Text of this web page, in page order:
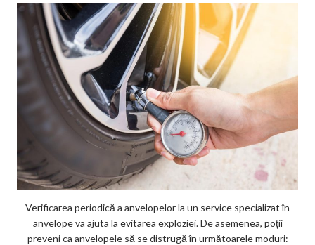
Verificarea periodică a anvelopelor la un service specializat în
anvelope va ajuta la evitarea exploziei. De asemenea, poții
preveni ca anvelopele să se distrugă în următoarele moduri: